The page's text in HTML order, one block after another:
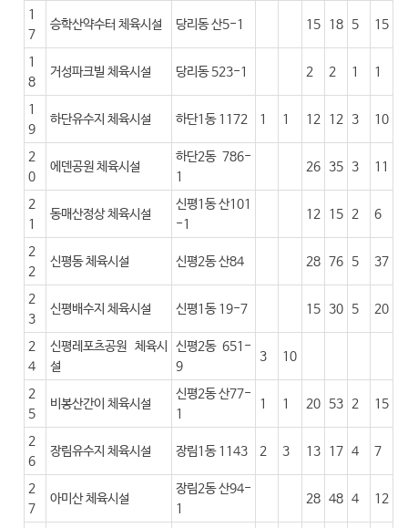
1
7
승학산약수터 체육시설 당리동 산5-1 15 18 5 15
1
8
거성파크빌 체육시설 당리동 523-1 2 2 1 1
1
9
하단유수지 체육시설 하단1동 1172 1 1 12 12 3 10
2
0
에덴공원 체육시설
하단2동 786-
1
26 35 3 11
2
1
동매산정상 체육시설
신평1동 산101
-1
12 15 2 6
2
2
신평동 체육시설 신평2동 산84 28 76 5 37
2
3
신평배수지 체육시설 신평1동 19-7 15 30 5 20
2
4
신평레포츠공원 체육시
설
신평2동 651-
9
3 10
2
5
비봉산간이 체육시설
신평2동 산77-
1
1 1 20 53 2 15
2
6
장림유수지 체육시설 장림1동 1143 2 3 13 17 4 7
2
7
아미산 체육시설
장림2동 산94-
1
28 48 4 12